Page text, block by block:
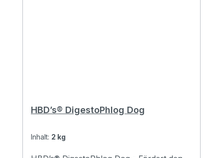
HBD’s® DigestoPhlog Dog
Inhalt: 2 kg